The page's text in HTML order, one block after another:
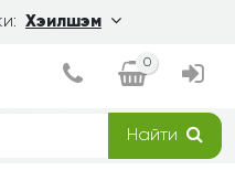
Хэилшэм
0
Найти